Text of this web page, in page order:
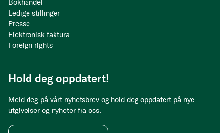
Bokhandel
Ledige stillinger
Presse
Elektronisk faktura
Foreign rights
Hold deg oppdatert!
Meld deg på vårt nyhetsbrev og hold deg oppdatert på nye
utgivelser og nyheter fra oss.